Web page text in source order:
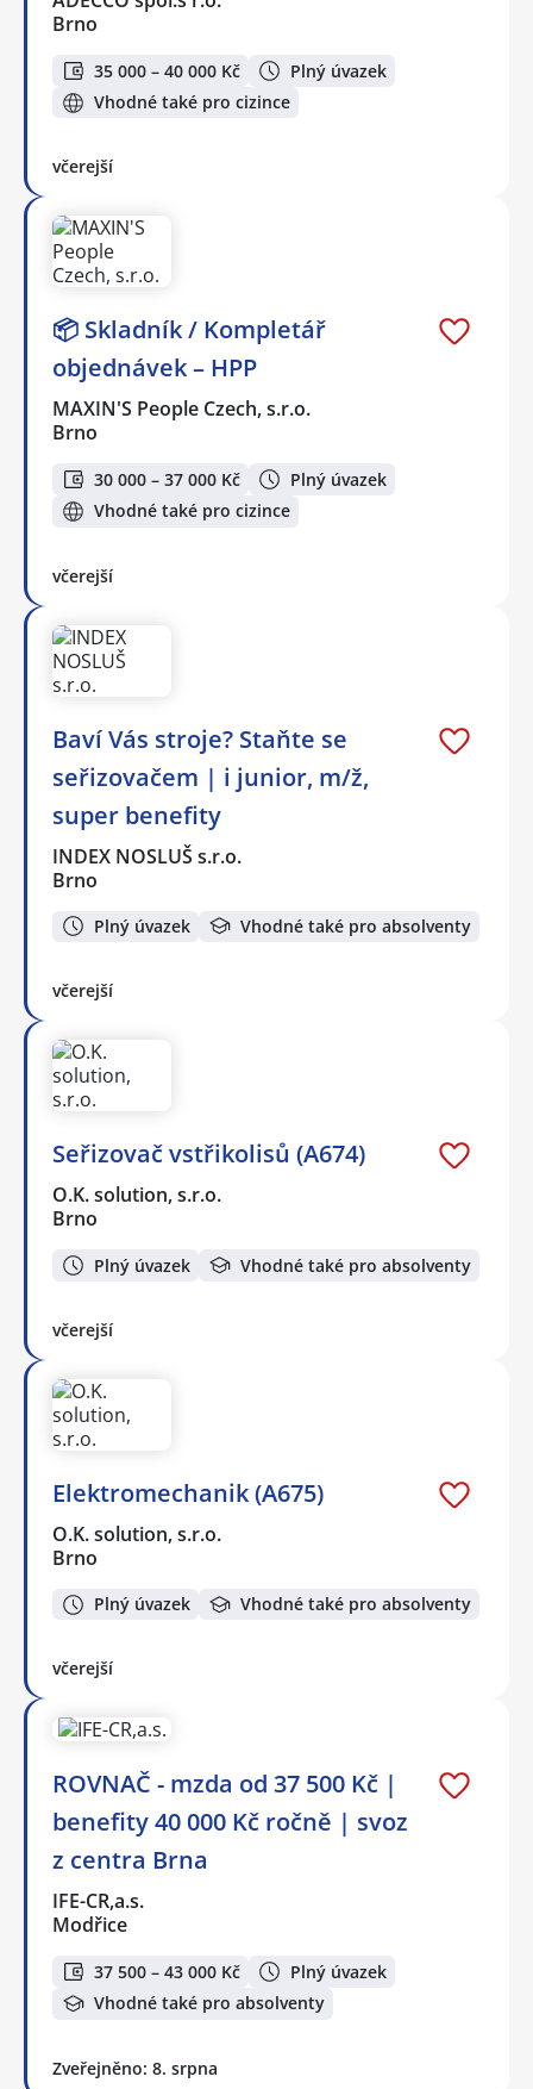
Brno
35 000 – 40 000 Kč
Plný úvazek
Vhodné také pro cizince
včerejší
📦 Skladník / Kompletář
objednávek – HPP
MAXIN'S People Czech, s.r.o.
Brno
30 000 – 37 000 Kč
Plný úvazek
Vhodné také pro cizince
včerejší
Baví Vás stroje? Staňte se
seřizovačem | i junior, m/ž,
super benefity
INDEX NOSLUŠ s.r.o.
Brno
Plný úvazek Vhodné také pro absolventy
včerejší
Seřizovač vstřikolisů (A674)
O.K. solution, s.r.o.
Brno
Plný úvazek Vhodné také pro absolventy
včerejší
Elektromechanik (A675)
O.K. solution, s.r.o.
Brno
Plný úvazek Vhodné také pro absolventy
včerejší
ROVNAČ - mzda od 37 500 Kč |
benefity 40 000 Kč ročně | svoz
z centra Brna
IFE-CR,a.s.
Modřice
37 500 – 43 000 Kč
Plný úvazek
Vhodné také pro absolventy
Zveřejněno: 8. srpna